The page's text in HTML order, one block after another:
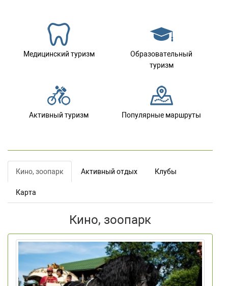
Медицинский туризм
Образовательный
туризм
Активный туризм Популярные маршруты
Кино, зоопарк Активный отдых Клубы
Карта
Кино, зоопарк